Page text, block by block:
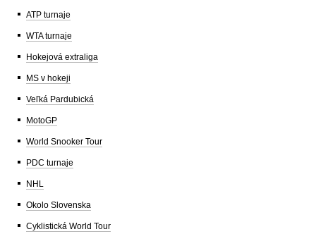
ATP turnaje
WTA turnaje
Hokejová extraliga
MS v hokeji
Veľká Pardubická
MotoGP
World Snooker Tour
PDC turnaje
NHL
Okolo Slovenska
Cyklistická World Tour